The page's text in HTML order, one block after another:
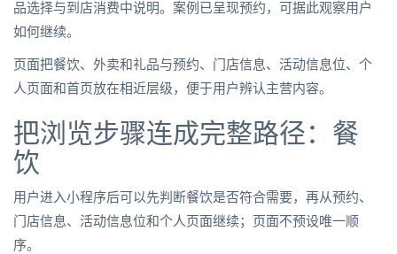
品选择与到店消费中说明。案例已呈现预约，可据此观察用户
如何继续。
页面把餐饮、外卖和礼品与预约、门店信息、活动信息位、个
人页面和首页放在相近层级，便于用户辨认主营内容。
把浏览步骤连成完整路径：餐
饮
用户进入小程序后可以先判断餐饮是否符合需要，再从预约、
门店信息、活动信息位和个人页面继续；页面不预设唯一顺
序。